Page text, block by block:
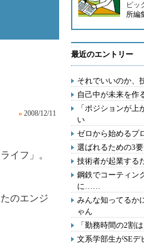
» 2008/12/11
イフ」。
のエンジ
ピッ
所編
最近のエントリー
それでいいのか、
自己中が未来を作
「ポジションが
い
ゼロから始めるプ
選ばれるための3
技術者が起業する
鋼鉄でコーティン
に……
みんな知ってるか
ゃん
「勤務時間の2割
文系学部生がSEデ